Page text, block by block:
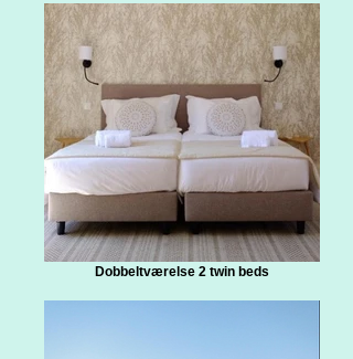
Dobbeltværelse 2 twin beds